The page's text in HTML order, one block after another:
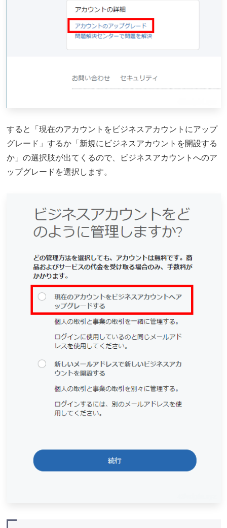
すると「現在のアカウントをビジネスアカウントにアップ
グレード」するか「新規にビジネスアカウントを開設する
か」の選択肢が出てくるので、ビジネスアカウントへのア
ップグレードを選択します。